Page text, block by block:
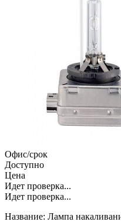
Офис/срок
Доступно
Цена
Идет проверка...
Идет проверка...
Название: Лампа